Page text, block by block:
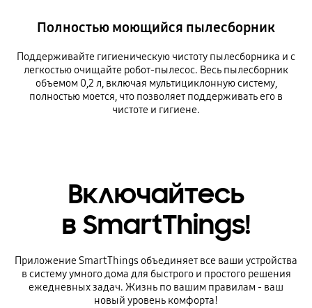
Полностью моющийся пылесборник
Поддерживайте гигиеническую чистоту пылесборника и с
легкостью очищайте робот-пылесос. Весь пылесборник
объемом 0,2 л, включая мультициклонную систему,
полностью моется, что позволяет поддерживать его в
чистоте и гигиене.
Включайтесь
в SmartThings!
Приложение SmartThings объединяет все ваши устройства
в систему умного дома для быстрого и простого решения
ежедневных задач. Жизнь по вашим правилам - ваш
новый уровень комфорта!